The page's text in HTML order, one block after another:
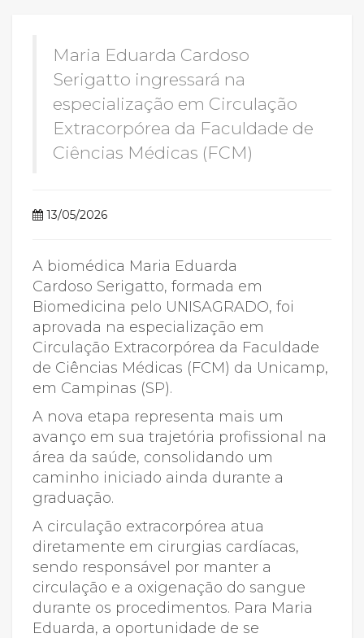
UATI
Maria Eduarda Cardoso
Serigatto ingressará na
especialização em Circulação
Extracorpórea da Faculdade de
Ciências Médicas (FCM)
13/05/2026
A biomédica Maria Eduarda
Cardoso Serigatto, formada em
Biomedicina pelo UNISAGRADO, foi
aprovada na especialização em
Circulação Extracorpórea da Faculdade
de Ciências Médicas (FCM) da Unicamp,
em Campinas (SP).
A nova etapa representa mais um
avanço em sua trajetória profissional na
área da saúde, consolidando um
caminho iniciado ainda durante a
graduação.
A circulação extracorpórea atua
diretamente em cirurgias cardíacas,
sendo responsável por manter a
circulação e a oxigenação do sangue
durante os procedimentos. Para Maria
Eduarda, a oportunidade de se